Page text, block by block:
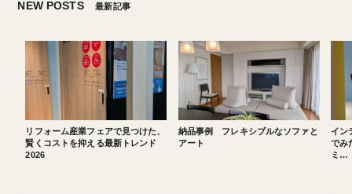
NEW POSTS 最新記事
リフォーム産業フェアで見つけた、
賢くコストを抑える最新トレンド
2026
納品事例 フレキシブルなソファと
アート
イン
でみ
ミ…